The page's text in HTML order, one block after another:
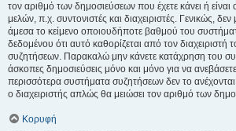
τον αριθμό των δημοσιεύσεων που έχετε κάνει ή
μελών, π.χ. συντονιστές και διαχειριστές. Γενικώς, δεν
άμεσα το κείμενο οποιουδήποτε βαθμού του
δεδομένου ότι αυτό καθορίζεται από τον διαχειριστή
συζητήσεων. Παρακαλώ μην κάνετε κατάχρηση του
άσκοπες δημοσιεύσεις μόνο και μόνο για να
περισσότερα συστήματα συζητήσεων δεν το
ο διαχειριστής απλώς θα μειώσει τον αριθμό των
Κορυφή